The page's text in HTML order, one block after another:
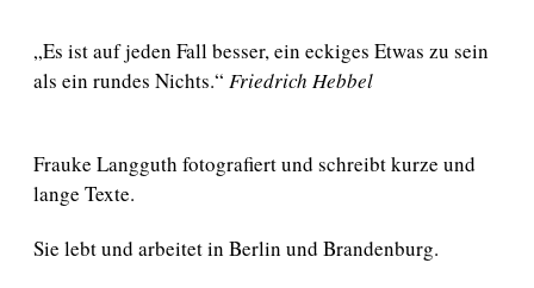
„Es ist auf jeden Fall besser, ein eckiges Etwas zu sein
als ein rundes Nichts.“ Friedrich Hebbel
Frauke Langguth fotografiert und schreibt kurze und
lange Texte.
Sie lebt und arbeitet in Berlin und Brandenburg.